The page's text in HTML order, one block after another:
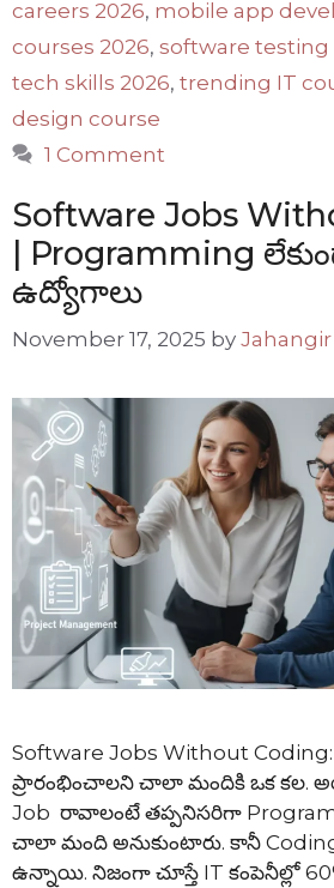
careers 2026, mobile app
courses 2026, software
tech skills 2026, trending IT
design course
1 Comment
Software Jobs
| Programming
ఉద్యోగాలు
November 17, 2025 by Jahangir
Software Jobs Without
ప్రారంభించాలని చాలా మందికి ఒక కల.
Job రావాలంటే తప్పనిసరిగా
చాలా మంది అనుకుంటారు. కానీ
ఉన్నాయి. నిజంగా చూస్తే IT కంపెనీల్లో